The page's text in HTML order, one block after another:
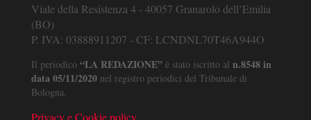
Viale della Resistenza 4 - 40057 Granarolo dell’Emilia
(BO)
P. IVA: 03888911207 - CF: LCNDNL70T46A944O
Il periodico “LA REDAZIONE” è stato iscritto al n.8548 in
data 05/11/2020 nel registro periodici del Tribunale di
Bologna.
Privacy e Cookie policy